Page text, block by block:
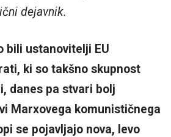
dejavnik.
bili ustanovitelji EU
ki so takšno skupnost
danes pa stvari bolj
Marxovega komunističnega
se pojavljajo nova, levo